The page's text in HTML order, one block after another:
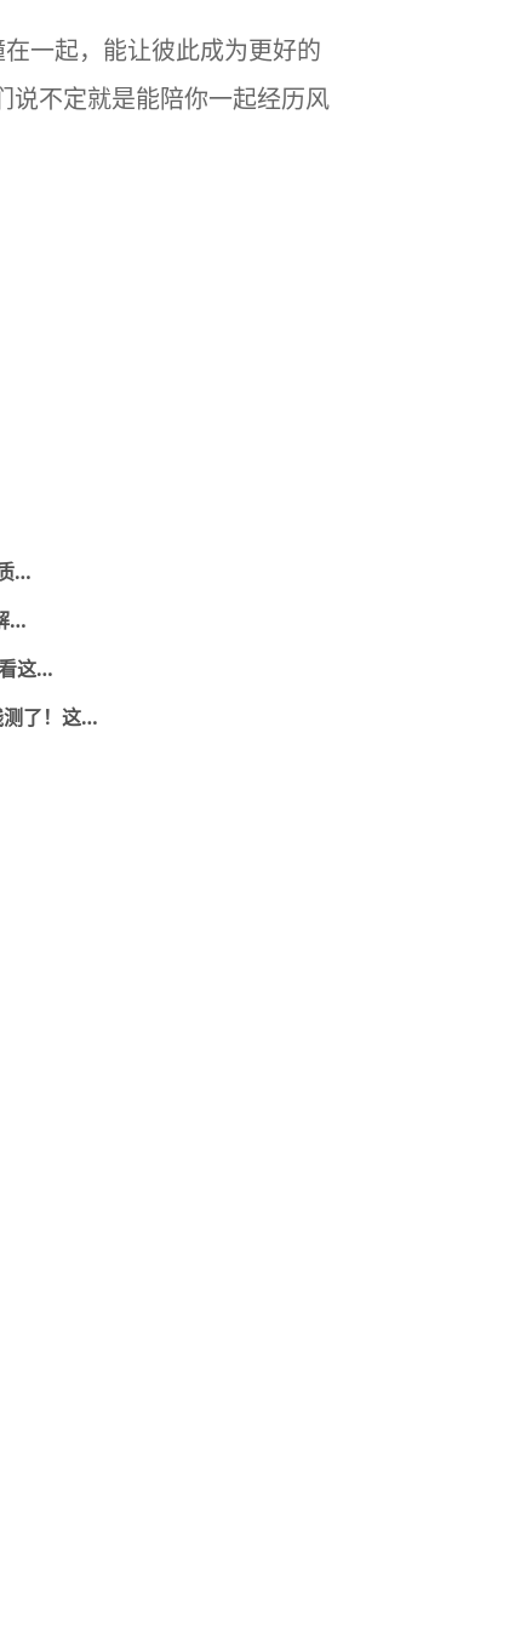
一起，能让彼此成为更好的
说不定就是能陪你一起经历风
…
…
这…
测了！这…